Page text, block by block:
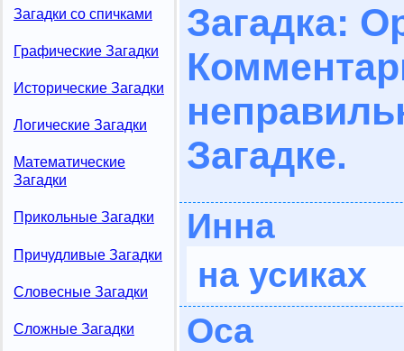
Загадки со спичками
Графические Загадки
Исторические Загадки
Логические Загадки
Математические
Загадки
Прикольные Загадки
Причудливые Загадки
Словесные Загадки
Сложные Загадки
Загадка:
Загадке.
Инна
на усиках
Оса